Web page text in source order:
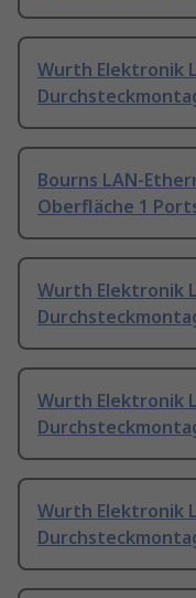
Wurth Elektronik
Bourns LAN-
Oberfläche 1
Wurth Elektronik
Wurth Elektronik
Wurth Elektronik